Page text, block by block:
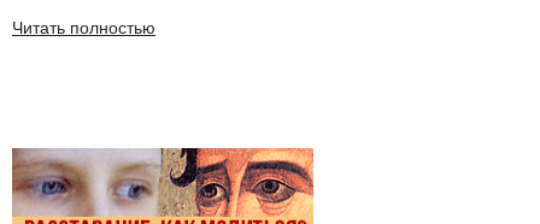
Читать полностью